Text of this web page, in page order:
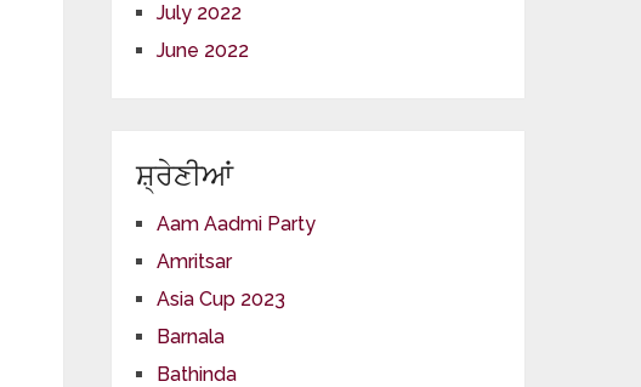
July 2022
June 2022
ਸ਼੍ਰੇਣੀਆਂ
Aam Aadmi Party
Amritsar
Asia Cup 2023
Barnala
Bathinda